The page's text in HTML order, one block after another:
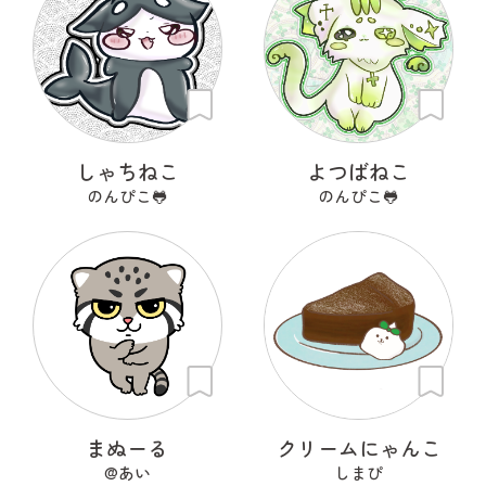
しゃちねこ
のんぴこ🐸
よつばねこ
のんぴこ🐸
まぬーる
@あい
クリームにゃんこ
しまぴ